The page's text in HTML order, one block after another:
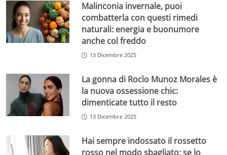
Malinconia invernale, puoi
combatterla con questi rimedi
naturali: energia e buonumore
anche col freddo
13 Dicembre 2025
La gonna di Rocìo Munoz Morales è
la nuova ossessione chic:
dimenticate tutto il resto
13 Dicembre 2025
Hai sempre indossato il rossetto
rosso nel modo sbagliato: se lo